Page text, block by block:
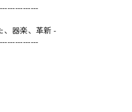
、器楽、革新 -